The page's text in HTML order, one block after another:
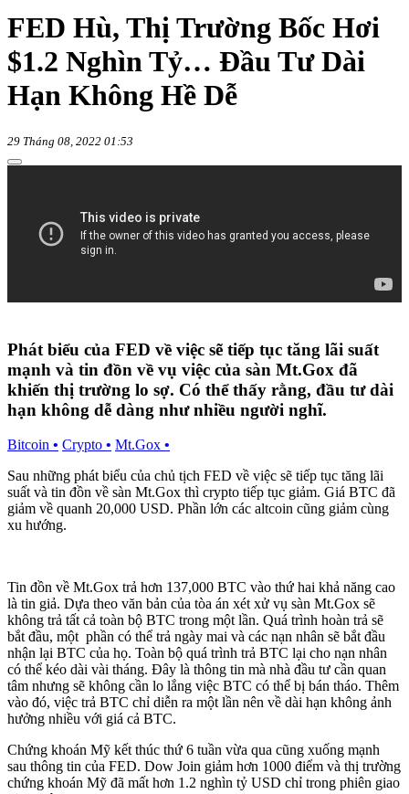
FED Hù, Thị Trường Bốc Hơi
$1.2 Nghìn Tỷ… Đầu Tư Dài
Hạn Không Hề Dễ
29 Tháng 08, 2022 01:53
Phát biểu của FED về việc sẽ tiếp tục tăng lãi suất
mạnh và tin đồn về vụ việc của sàn Mt.Gox đã
khiến thị trường lo sợ. Có thể thấy rằng, đầu tư dài
hạn không dễ dàng như nhiều người nghĩ.
Bitcoin • Crypto • Mt.Gox •
Sau những phát biểu của chủ tịch FED về việc sẽ tiếp tục tăng lãi
suất và tin đồn về sàn Mt.Gox thì crypto tiếp tục giảm. Giá BTC đã
giảm về quanh 20,000 USD. Phần lớn các altcoin cũng giảm cùng
xu hướng.
Tin đồn về Mt.Gox trả hơn 137,000 BTC vào thứ hai khả năng cao
là tin giả. Dựa theo văn bản của tòa án xét xử vụ sàn Mt.Gox sẽ
không trả tất cả toàn bộ BTC trong một lần. Quá trình hoàn trả sẽ
bắt đầu, một phần có thể trả ngày mai và các nạn nhân sẽ bắt đầu
nhận lại BTC của họ. Toàn bộ quá trình trả BTC lại cho nạn nhân
có thể kéo dài vài tháng. Đây là thông tin mà nhà đầu tư cần quan
tâm nhưng sẽ không cần lo lắng việc BTC có thể bị bán tháo. Thêm
vào đó, việc trả BTC chỉ diễn ra một lần nên về dài hạn không ảnh
hưởng nhiều với giá cả BTC.
Chứng khoán Mỹ kết thúc thứ 6 tuần vừa qua cũng xuống mạnh
sau thông tin của FED. Dow Join giảm hơn 1000 điểm và thị trường
chứng khoán Mỹ đã mất hơn 1.2 nghìn tỷ USD chỉ trong phiên giao